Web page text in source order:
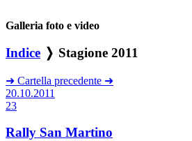
Galleria foto e video
Indice ❭ Stagione 2011
➜ Cartella precedente ➜
20.10.2011
23
Rally San Martino